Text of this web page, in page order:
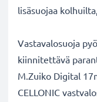
lisäsuojaa
Vastavalosuoja
kiinnitettävä
M.Zuiko Digital
CELLONIC